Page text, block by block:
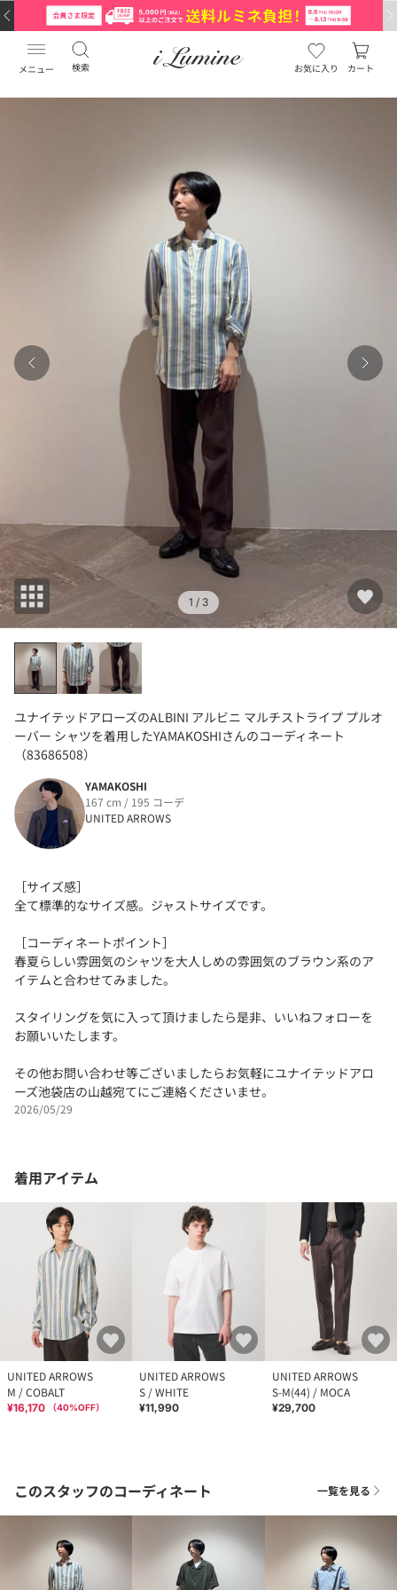
メニュー 検索 お気に入り カート
1 / 3
ユナイテッドアローズのALBINI アルビニ マルチストライプ プルオ
ーバー シャツを着用したYAMAKOSHIさんのコーディネート
（83686508）
YAMAKOSHI
167 cm / 195 コーデ
UNITED ARROWS
［サイズ感］
全て標準的なサイズ感。ジャストサイズです。
［コーディネートポイント］
春夏らしい雰囲気のシャツを大人しめの雰囲気のブラウン系のア
イテムと合わせてみました。
スタイリングを気に入って頂けましたら是非、いいねフォローを
お願いいたします。
その他お問い合わせ等ございましたらお気軽にユナイテッドアロ
ーズ池袋店の山越宛てにご連絡くださいませ。
2026/05/29
着用アイテム
UNITED ARROWS
M / COBALT
¥16,170 （40%OFF）
UNITED ARROWS
S / WHITE
¥11,990
UNITED ARROWS
S-M(44) / MOCA
¥29,700
このスタッフのコーディネート 一覧を見る